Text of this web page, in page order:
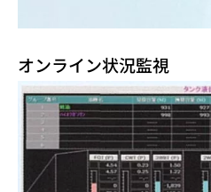
オンライン状況監視